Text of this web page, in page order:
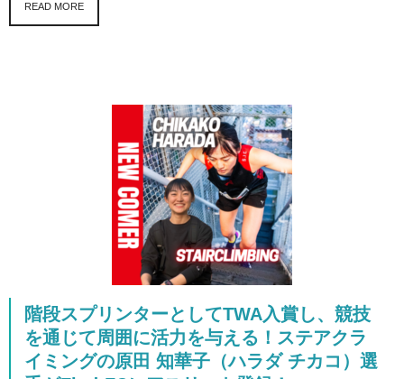
READ MORE
階段スプリンターとしてTWA入賞し、競技
を通じて周囲に活力を与える！ステアクラ
イミングの原田 知華子（ハラダ チカコ）選